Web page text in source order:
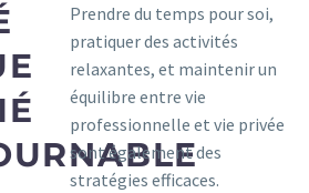
Prendre du temps pour soi,
pratiquer des activités
relaxantes, et maintenir un
équilibre entre vie
professionnelle et vie privée
sont également des
stratégies efficaces.